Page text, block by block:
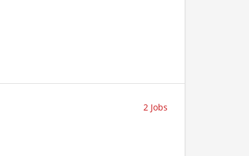
2 Jobs